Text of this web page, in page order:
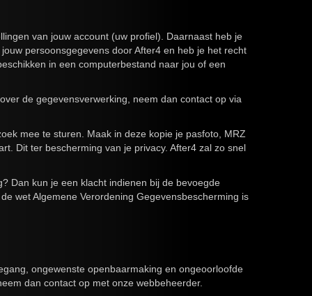
van jouw account (uw profiel). Daarnaast heb je
persoonsgegevens door After4 en heb je het recht
in een computerbestand naar jou of een
de gegevensverwerking, neem dan contact op via
mee te sturen. Maak in deze kopie je pasfoto, MRZ
Dit ter bescherming van je privacy. After4 zal zo snel
Dan kun je een klacht indienen bij de bevoegde
wet Algemene Verordening Gegevensbescherming is
ongewenste openbaarmaking en ongeoorloofde
dan contact op met onze webbeheerder.